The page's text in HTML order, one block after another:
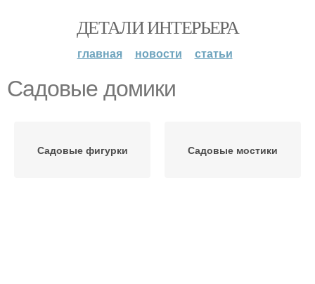
ДЕТАЛИ ИНТЕРЬЕРА
главная новости статьи
Садовые домики
Садовые фигурки Садовые мостики